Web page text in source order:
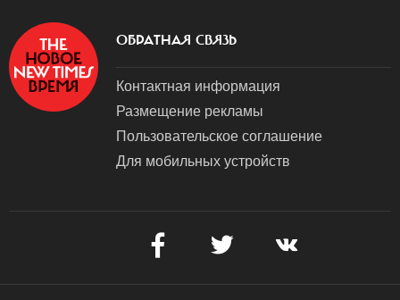
ОБРАТНАЯ СВЯЗЬ
Контактная информация
Размещение рекламы
Пользовательское соглашение
Для мобильных устройств